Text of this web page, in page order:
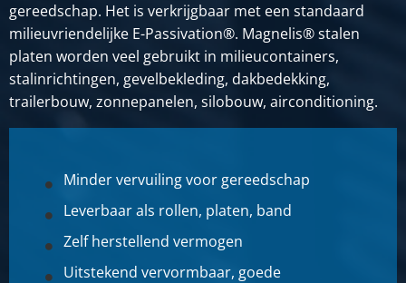
gereedschap. Het is verkrijgbaar met een standaard
milieuvriendelijke E-Passivation®. Magnelis® stalen
platen worden veel gebruikt in milieucontainers,
stalinrichtingen, gevelbekleding, dakbedekking,
trailerbouw, zonnepanelen, silobouw, airconditioning.
Minder vervuiling voor gereedschap
Leverbaar als rollen, platen, band
Zelf herstellend vermogen
Uitstekend vervormbaar, goede